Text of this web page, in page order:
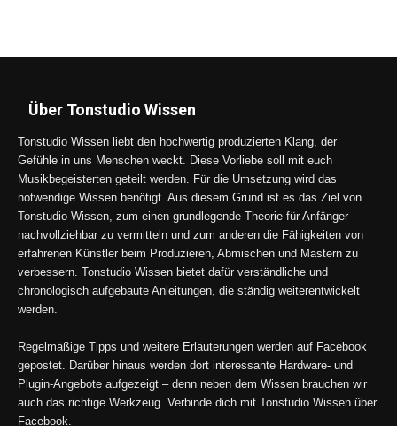
Über Tonstudio Wissen
Tonstudio Wissen liebt den hochwertig produzierten Klang, der
Gefühle in uns Menschen weckt. Diese Vorliebe soll mit euch
Musikbegeisterten geteilt werden. Für die Umsetzung wird das
notwendige Wissen benötigt. Aus diesem Grund ist es das Ziel von
Tonstudio Wissen, zum einen grundlegende Theorie für Anfänger
nachvollziehbar zu vermitteln und zum anderen die Fähigkeiten von
erfahrenen Künstler beim Produzieren, Abmischen und Mastern zu
verbessern. Tonstudio Wissen bietet dafür verständliche und
chronologisch aufgebaute Anleitungen, die ständig weiterentwickelt
werden.
Regelmäßige Tipps und weitere Erläuterungen werden auf Facebook
gepostet. Darüber hinaus werden dort interessante Hardware- und
Plugin-Angebote aufgezeigt – denn neben dem Wissen brauchen wir
auch das richtige Werkzeug. Verbinde dich mit Tonstudio Wissen über
Facebook.